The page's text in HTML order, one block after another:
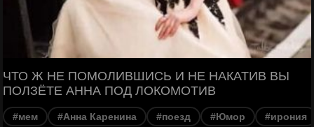
ЧТО Ж НЕ ПОМОЛИВШИСЬ И НЕ НАКАТИВ ВЫ
ПОЛЗЁТЕ АННА ПОД ЛОКОМОТИВ
#мем #Анна Каренина #поезд #Юмор #ирония